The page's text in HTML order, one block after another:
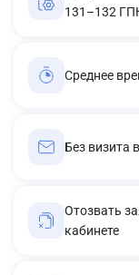
131–132
Среднее
Без визита
Отозвать
кабинете